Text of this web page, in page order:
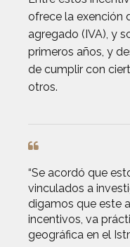
ofrece la exención
agregado (IVA), y
primeros años, y
de cumplir con
otros.
“Se acordó que
vinculados a
digamos que este
incentivos, va
geográfica en el